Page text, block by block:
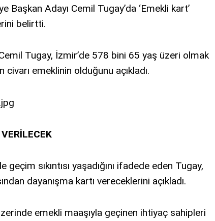
Başkan Adayı Cemil Tugay’da ‘Emekli kart’
belirtti.
Tugay, İzmir’de 578 bini 65 yaş üzeri olmak
emeklinin olduğunu açıkladı.
sıkıntısı yaşadığını ifadede eden Tugay,
dayanışma kartı vereceklerini açıkladı.
emekli maaşıyla geçinen ihtiyaç sahipleri